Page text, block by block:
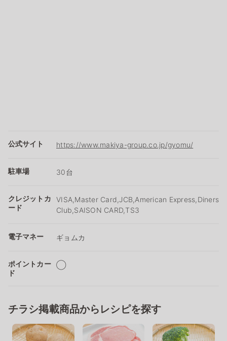
公式サイト https://www.makiya-group.co.jp/gyomu/
駐車場 30台
クレジットカ
ード
VISA,Master Card,JCB,American Express,Diners
Club,SAISON CARD,TS3
電子マネー ギョムカ
ポイントカー
ド
◯
チラシ掲載商品からレシピを探す